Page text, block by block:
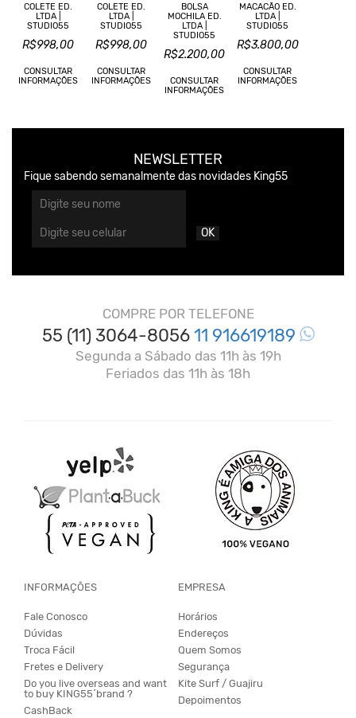
COLETE ED.
LTDA |
STUDIO55
R$998,00
CONSULTAR
INFORMAÇÕES
COLETE ED.
LTDA |
STUDIO55
R$998,00
CONSULTAR
INFORMAÇÕES
BOLSA
MOCHILA ED.
LTDA |
STUDIO55
R$2.200,00
CONSULTAR
INFORMAÇÕES
MACACÃO ED.
LTDA |
STUDIO55
R$3.800,00
CONSULTAR
INFORMAÇÕES
NEWSLETTER
Fique sabendo semanalmente das novidades King55
OK
COMPRE POR TELEFONE
55 (11) 3064-805611 916619189
Segunda a Sábado das 11h às 19h
Feriados das 11h às 18h
INFORMAÇÕES
Fale Conosco
Dúvidas
Troca Fácil
Fretes e Delivery
Do you live overseas and want
to buy KING55´brand ?
CashBack
EMPRESA
Horários
Endereços
Quem Somos
Segurança
Kite Surf / Guajiru
Depoimentos